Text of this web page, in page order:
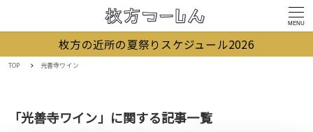
MENU
枚方の近所の夏祭りスケジュール2026
TOP 光善寺ワイン
「光善寺ワイン」に関する記事一覧